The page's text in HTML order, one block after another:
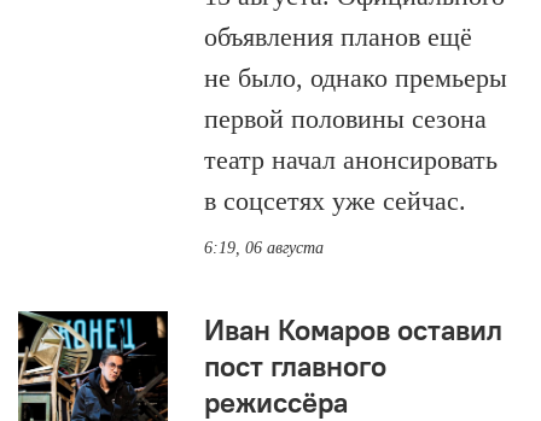
объявления планов ещё
не было, однако премьеры
первой половины сезона
театр начал анонсировать
в соцсетях уже сейчас.
6:19, 06 августа
Иван Комаров оставил
пост главного
режиссёра